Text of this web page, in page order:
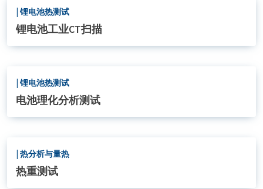
| 锂电池热测试
锂电池工业CT扫描
| 锂电池热测试
电池理化分析测试
| 热分析与量热
热重测试